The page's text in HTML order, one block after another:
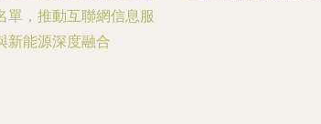
單，推動互聯網信息服
新能源深度融合